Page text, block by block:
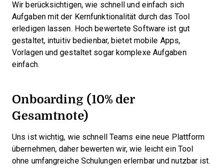
Wir berücksichtigen, wie schnell und einfach sich
Aufgaben mit der Kernfunktionalität durch das Tool
erledigen lassen. Hoch bewertete Software ist gut
gestaltet, intuitiv bedienbar, bietet mobile Apps,
Vorlagen und gestaltet sogar komplexe Aufgaben
einfach.
Onboarding (10% der
Gesamtnote)
Uns ist wichtig, wie schnell Teams eine neue Plattform
übernehmen, daher bewerten wir, wie leicht ein Tool
ohne umfangreiche Schulungen erlernbar und nutzbar ist.